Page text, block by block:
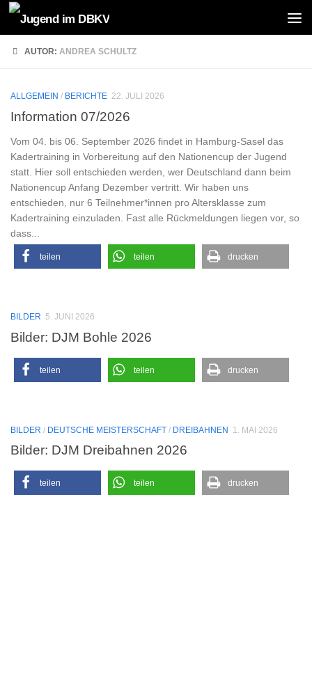
Zum Inhalt springen
AUTOR:ANDREA SCHULTZ
ALLGEMEIN / BERICHTE 22. JULI 2026
Information 07/2026
Vom 04. bis 06. September 2026 findet in Hamburg-Sasel das
Kadertraining in Vorbereitung auf den Nationencup der Jugend
statt. Hier soll entschieden werden, wer Deutschland dann beim
Nationencup Anfang Dezember vertritt. Wir haben uns
entschieden, nur 6 Teilnehmer*innen pro Altersklasse zum
Kadertraining einzuladen. Fast alle Rückmeldungen liegen vor, so
dass...
teilen teilen drucken
BILDER 5. JUNI 2026
Bilder: DJM Bohle 2026
teilen teilen drucken
BILDER / DEUTSCHE MEISTERSCHAFT / DREIBAHNEN 1. MAI 2026
Bilder: DJM Dreibahnen 2026
teilen teilen drucken